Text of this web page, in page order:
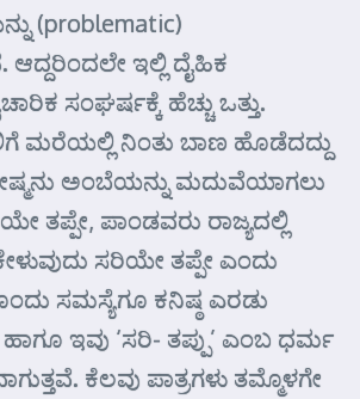
(problematic)
ಆದ್ದರಿಂದಲೇ ಇಲ್ಲಿ ದೈಹಿಕ
ಸಂಘರ್ಷಕ್ಕೆ ಹೆಚ್ಚು ಒತ್ತು.
ಮರೆಯಲ್ಲಿ ನಿಂತು ಬಾಣ ಹೊಡೆದದ್ದು
ಅಂಬೆಯನ್ನು ಮದುವೆಯಾಗಲು
ತಪ್ಪೇ, ಪಾಂಡವರು ರಾಜ್ಯದಲ್ಲಿ
ಸರಿಯೇ ತಪ್ಪೇ ಎಂದು
ಸಮಸ್ಯೆಗೂ ಕನಿಷ್ಠ ಎರಡು
ಇವು ‘ಸರಿ- ತಪ್ಪು’ ಎಂಬ ಧರ್ಮ
ಕೆಲವು ಪಾತ್ರಗಳು ತಮ್ಮೊಳಗೇ